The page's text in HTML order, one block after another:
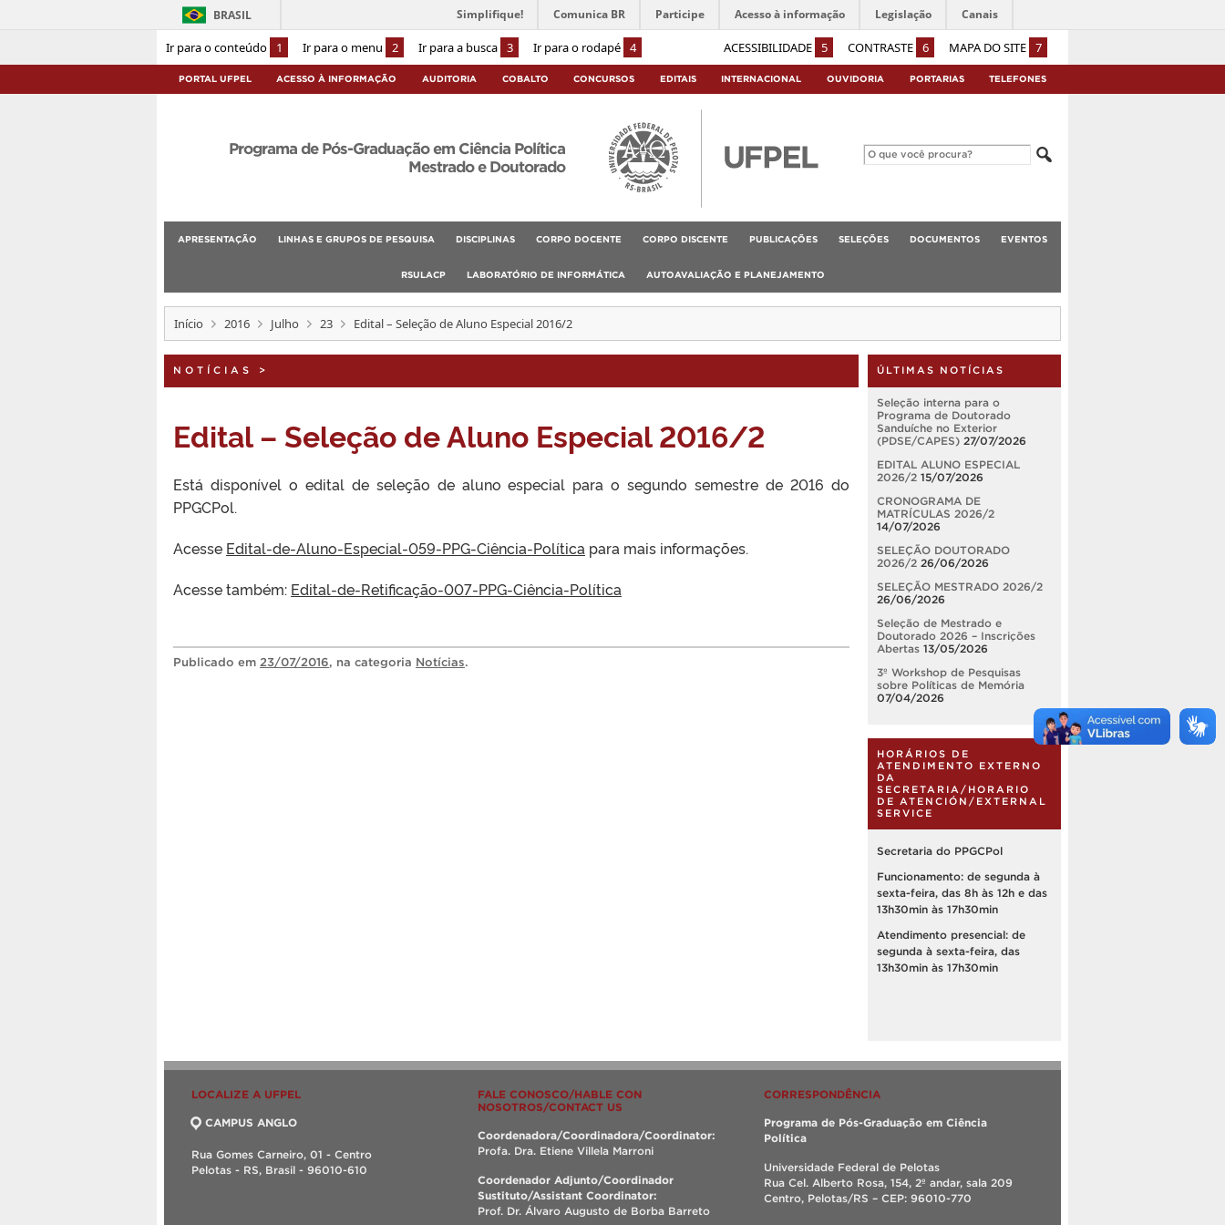
Ir para o conteúdo 1 Ir para o menu 2 Ir para a busca 3 Ir para o rodapé 4 ACESSIBILIDADE 5 CONTRASTE 6 MAPA DO SITE 7
BRASIL Simplifique! Comunica BR Participe Acesso à informação Legislação Canais
PORTAL UFPEL ACESSO À INFORMAÇÃO AUDITORIA COBALTO CONCURSOS EDITAIS INTERNACIONAL OUVIDORIA PORTARIAS TELEFONES
Programa de Pós-Graduação em Ciência Política
Mestrado e Doutorado
APRESENTAÇÃO LINHAS E GRUPOS DE PESQUISA DISCIPLINAS CORPO DOCENTE CORPO DISCENTE PUBLICAÇÕES SELEÇÕES DOCUMENTOS EVENTOS
RSULACP LABORATÓRIO DE INFORMÁTICA AUTOAVALIAÇÃO E PLANEJAMENTO
Início 2016 Julho 23 Edital – Seleção de Aluno Especial 2016/2
NOTÍCIAS >
Edital – Seleção de Aluno Especial 2016/2
Está disponível o edital de seleção de aluno especial para o segundo semestre de 2016 do
PPGCPol.
Acesse Edital-de-Aluno-Especial-059-PPG-Ciência-Política para mais informações.
Acesse também: Edital-de-Retificação-007-PPG-Ciência-Política
Publicado em 23/07/2016, na categoria Notícias.
ÚLTIMAS NOTÍCIAS
Seleção interna para o
Programa de Doutorado
Sanduíche no Exterior
(PDSE/CAPES) 27/07/2026
EDITAL ALUNO ESPECIAL
2026/2 15/07/2026
CRONOGRAMA DE
MATRÍCULAS 2026/2
14/07/2026
SELEÇÃO DOUTORADO
2026/2 26/06/2026
SELEÇÃO MESTRADO 2026/2
26/06/2026
Seleção de Mestrado e
Doutorado 2026 – Inscrições
Abertas 13/05/2026
3º Workshop de Pesquisas
sobre Políticas de Memória
07/04/2026
HORÁRIOS DE
ATENDIMENTO EXTERNO
DA
SECRETARIA/HORARIO
DE ATENCIÓN/EXTERNAL
SERVICE
Secretaria do PPGCPol
Funcionamento: de segunda à
sexta-feira, das 8h às 12h e das
13h30min às 17h30min
Atendimento presencial: de
segunda à sexta-feira, das
13h30min às 17h30min
LOCALIZE A UFPEL
CAMPUS ANGLO
Rua Gomes Carneiro, 01 - Centro
Pelotas - RS, Brasil - 96010-610
FALE CONOSCO/HABLE CON
NOSOTROS/CONTACT US
Coordenadora/Coordinadora/Coordinator:
Profa. Dra. Etiene Villela Marroni
Coordenador Adjunto/Coordinador
Sustituto/Assistant Coordinator:
Prof. Dr. Álvaro Augusto de Borba Barreto
CORRESPONDÊNCIA
Programa de Pós-Graduação em Ciência
Política
Universidade Federal de Pelotas
Rua Cel. Alberto Rosa, 154, 2º andar, sala 209
Centro, Pelotas/RS – CEP: 96010-770